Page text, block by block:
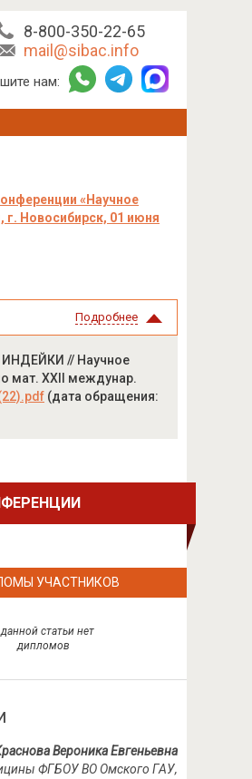
8-800-350-22-65
mail@sibac.info
нам:
«Научное
Новосибирск, 01 июня
Подробнее
// Научное
XXII междунар.
(дата обращения:
УЧАСТНИКОВ
статьи нет
дипломов
Вероника Евгеньевна
ФГБОУ ВО Омского ГАУ,